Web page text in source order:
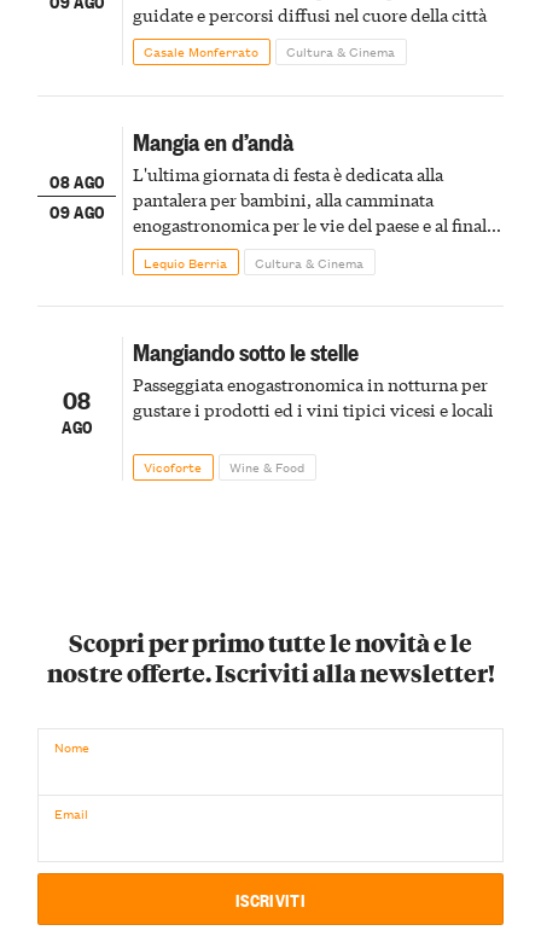
guidate e percorsi diffusi nel cuore della città
Casale Monferrato Cultura & Cinema
08 AGO
09 AGO
Mangia en d’andà
L'ultima giornata di festa è dedicata alla
pantalera per bambini, alla camminata
enogastronomica per le vie del paese e al finale
pirotecnico
Lequio Berria Cultura & Cinema
08
AGO
Mangiando sotto le stelle
Passeggiata enogastronomica in notturna per
gustare i prodotti ed i vini tipici vicesi e locali
Vicoforte Wine & Food
Scopri per primo tutte le novità e le
nostre offerte. Iscriviti alla newsletter!
Nome
Email